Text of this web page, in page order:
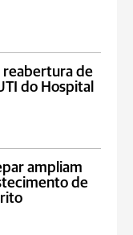
reabertura de
do Hospital
ampliam
de